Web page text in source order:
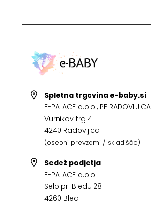
Spletna trgovina e-baby.si
E-PALACE d.o.o., PE RADOVLJICA
Vurnikov trg 4
4240 Radovljica
(osebni prevzemi / skladišče)
Sedež podjetja
E-PALACE d.o.o.
Selo pri Bledu 28
4260 Bled